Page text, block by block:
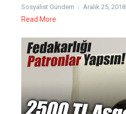
Sosyalist Gündem Aralık 25, 2018
Read More